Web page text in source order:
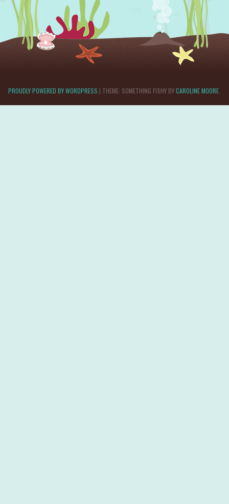
PROUDLY POWERED BY WORDPRESS | THEME: SOMETHING FISHY BYCAROLINE MOORE